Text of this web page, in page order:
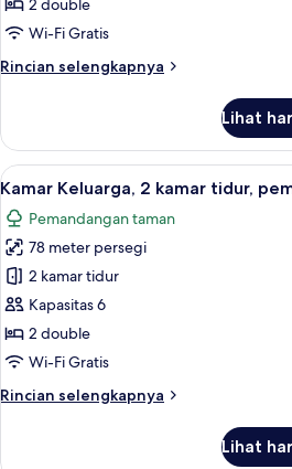
kamar
pemandangan
Wi-Fi Gratis
Rincian selengkapnya
Rincian
Kamar
Keluarga,
2
tidur,
pemandangan
laut
Lihat
Lihat
semua
foto
untuk
Kamar
Keluarga,
2
kamar
pemandangan
6
Kamar Keluarga, 2 kamar tidur,
Pemandangan taman
78 meter persegi
2 kamar tidur
Kapasitas 6
2 double
Wi-Fi Gratis
Rincian selengkapnya
Rincian
Lihat